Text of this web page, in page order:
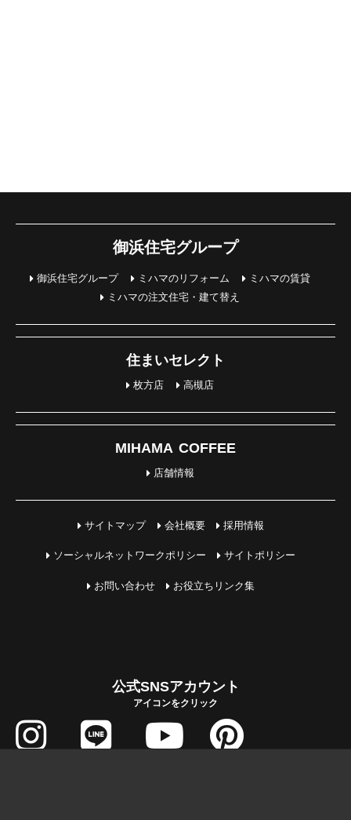
御浜住宅グループ
御浜住宅グループ ミハマのリフォーム
ミハマの賃貸
ミハマの注文住宅・建て替え
住まいセレクト
枚方店 高槻店
MIHAMA COFFEE
店舗情報
サイトマップ 会社概要 採用情報
ソーシャルネットワークポリシー サイトポリシー
お問い合わせ お役立ちリンク集
公式SNSアカウント
アイコンをクリック